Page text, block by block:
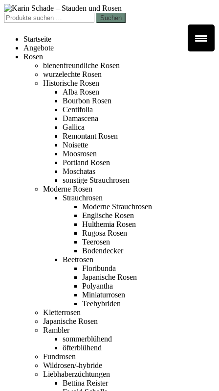
Zur
Navigation
springen
Zum
Inhalt
springen
Suchen
nach:
Suchen
Startseite
Angebote
Rosen
bienenfreundliche Rosen
wurzelechte Rosen
Historische Rosen
Alba Rosen
Bourbon Rosen
Centifolia
Damascena
Gallica
Remontant Rosen
Noisette
Moosrosen
Portland Rosen
Moschatas
sonstige Strauchrosen
Moderne Rosen
Strauchrosen
Moderne Strauchrosen
Englische Rosen
Hulthemia Rosen
Rugosa Rosen
Teerosen
Bodendecker
Beetrosen
Floribunda
Japanische Rosen
Polyantha
Miniaturrosen
Teehybriden
Kletterrosen
Japanische Rosen
Rambler
sommerblühend
öfterblühend
Fundrosen
Wildrosen/-hybride
Liebhaberzüchtungen
Bettina Reister